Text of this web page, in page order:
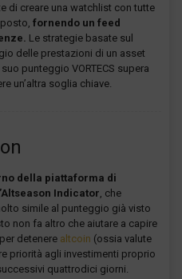
di creare una watchlist con tutte
fornendo un feed
Le strategie basate sul
delle prestazioni di un asset
punteggio VORTECS supera
un’altra soglia chiave.
della piattaforma di
Indicator , che
simile al punteggio già visto
non fa altro che aiutare a capire
detenere altcoin (ossia valute
priorità agli investimenti proprio
quattrodici giorni.